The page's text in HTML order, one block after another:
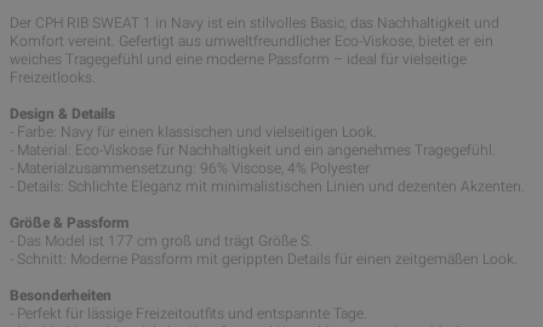
Der CPH RIB SWEAT 1 in Navy ist ein stilvolles Basic, das Nachhaltigkeit und
Komfort vereint. Gefertigt aus umweltfreundlicher Eco-Viskose, bietet er ein
weiches Tragegefühl und eine moderne Passform – ideal für vielseitige
Freizeitlooks.
Design & Details
- Farbe: Navy für einen klassischen und vielseitigen Look.
- Material: Eco-Viskose für Nachhaltigkeit und ein angenehmes Tragegefühl.
- Materialzusammensetzung: 96% Viscose, 4% Polyester
- Details: Schlichte Eleganz mit minimalistischen Linien und dezenten Akzenten.
Größe & Passform
- Das Model ist 177 cm groß und trägt Größe S.
- Schnitt: Moderne Passform mit gerippten Details für einen zeitgemäßen Look.
Besonderheiten
- Perfekt für lässige Freizeitoutfits und entspannte Tage.